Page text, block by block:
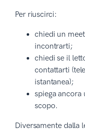
Per riuscirci:
chiedi un
incontrarti;
chiedi se il
contattarti
istantanea);
spiega ancora
scopo.
Diversamente dalla